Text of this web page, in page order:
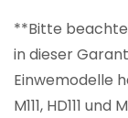
**Bitte
in dieser
Einwemodelle
M111, HD111 und